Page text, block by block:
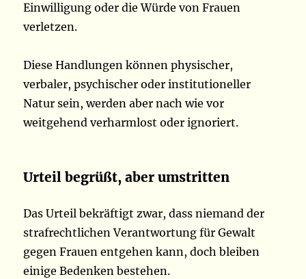
Einwilligung oder die Würde von Frauen
verletzen.
Diese Handlungen können physischer,
verbaler, psychischer oder institutioneller
Natur sein, werden aber nach wie vor
weitgehend verharmlost oder ignoriert.
Urteil begrüßt, aber umstritten
Das Urteil bekräftigt zwar, dass niemand der
strafrechtlichen Verantwortung für Gewalt
gegen Frauen entgehen kann, doch bleiben
einige Bedenken bestehen.